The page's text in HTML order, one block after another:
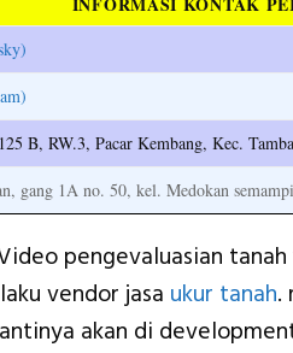
B, RW.3, Pacar Kembang, Kec.
gang 1A no. 50, kel. Medokan
pengevaluasian
vendor jasa ukur tanah.
akan di